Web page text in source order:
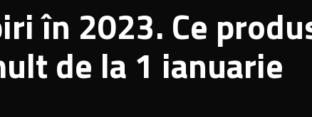
în 2023. Ce
de la 1 ianuarie